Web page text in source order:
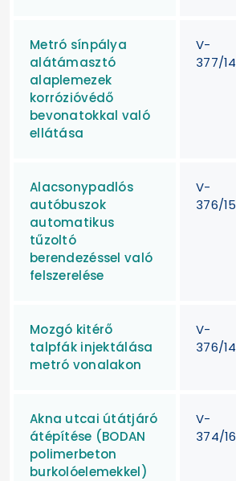
Metró sínpálya
alátámasztó
alaplemezek
korrózióvédő
bevonatokkal való
ellátása
V-
377/14
Alacsonypadlós
autóbuszok
automatikus
tűzoltó
berendezéssel való
felszerelése
V-
376/15
Mozgó kitérő
talpfák injektálása
metró vonalakon
V-
376/14
Akna utcai útátjáró
átépítése (BODAN
polimerbeton
burkolóelemekkel)
V-
374/16